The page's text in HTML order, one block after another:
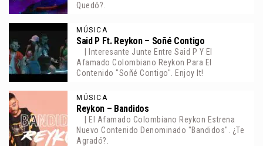
Quedó?.
MÚSICA
Said P Ft. Reykon – Soñé Contigo
| Interesante Junte Entre Said P Y El
Afamado Colombiano Reykon Para El
Contenido "Soñé Contigo". Enjoy It!
MÚSICA
Reykon – Bandidos
| El Afamado Colombiano Reykon Estrena
Nuevo Contenido Denominado "Bandidos". ¿Te
Agradó?.